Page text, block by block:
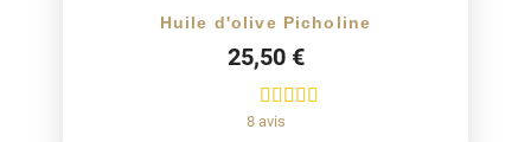
Huile d'olive Picholine
25,50 €
8 avis